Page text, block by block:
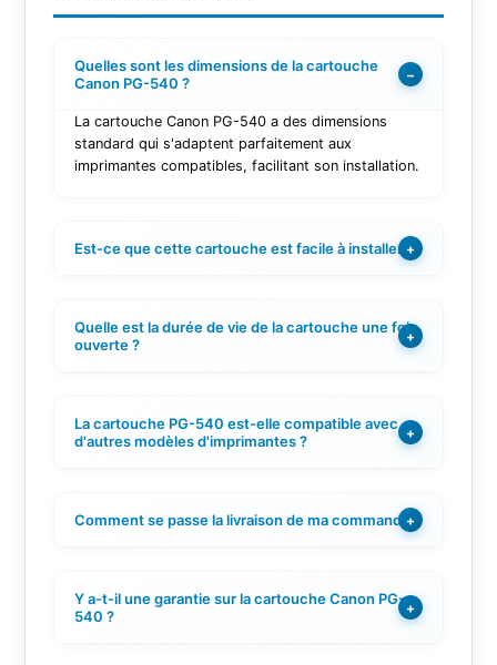
Quelles sont les dimensions de la cartouche
Canon PG-540 ?
−
La cartouche Canon PG-540 a des dimensions
standard qui s'adaptent parfaitement aux
imprimantes compatibles, facilitant son installation.
Est-ce que cette cartouche est facile à installer ?
+
Quelle est la durée de vie de la cartouche une fois
ouverte ?
+
La cartouche PG-540 est-elle compatible avec
d'autres modèles d'imprimantes ?
+
Comment se passe la livraison de ma commande ?
+
Y a-t-il une garantie sur la cartouche Canon PG-
540 ?
+